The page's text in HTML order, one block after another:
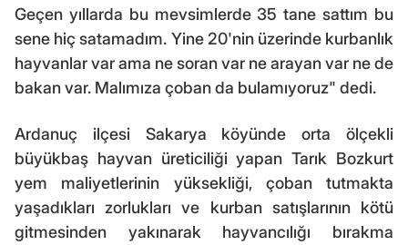
Geçen yıllarda bu mevsimlerde 35 tane sattım bu
sene hiç satamadım. Yine 20'nin üzerinde kurbanlık
hayvanlar var ama ne soran var ne arayan var ne de
bakan var. Malımıza çoban da bulamıyoruz" dedi.
Ardanuç ilçesi Sakarya köyünde orta ölçekli
büyükbaş hayvan üreticiliği yapan Tarık Bozkurt
yem maliyetlerinin yüksekliği, çoban tutmakta
yaşadıkları zorlukları ve kurban satışlarının kötü
gitmesinden yakınarak hayvancılığı bırakma